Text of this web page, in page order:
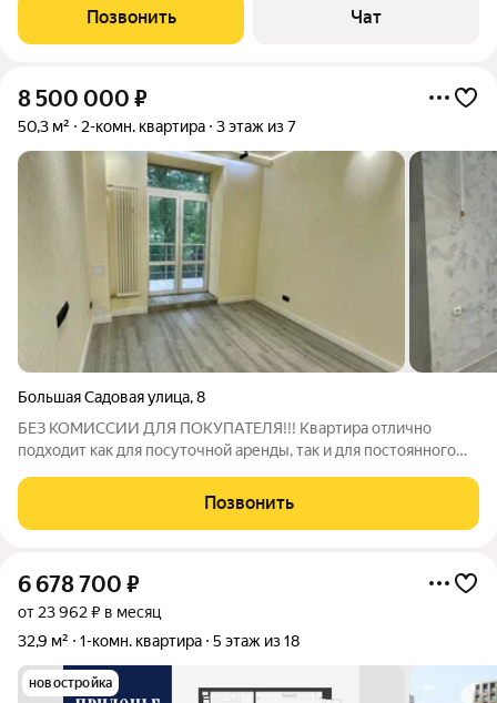
первыми владельцами. Всё, что представлено на фото,
остаётся новым хозяевам. Возможна
Позвонить Чат
8 500 000 ₽
50,3 м² 2-комн. квартира 3 этаж из 7
Большая Садовая улица,8
БЕЗ КОМИССИИ ДЛЯ ПОКУПАТЕЛЯ!!! Квартира отлично
подходит как для посуточной аренды, так и для постоянного
варианты расстановки мебели в квартире. Квартира без
мебели. В квартире дизайнерский
Позвонить
6 678 700 ₽
от 23 962 ₽ в месяц
32,9 м²
1-комн. квартира 5 этаж из 18
новостройка